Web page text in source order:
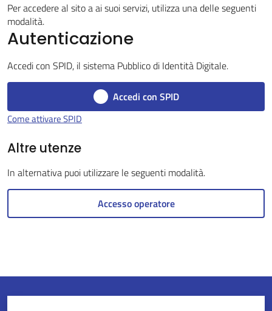
Fontanelice
on-
line
gli
Per accedere al sito a ai suoi servizi, utilizza una delle seguenti
modalità.
Autenticazione
Accedi con SPID, il sistema Pubblico di Identità Digitale.
Accedi con SPID
Come attivare SPID
Altre utenze
In alternativa puoi utilizzare le seguenti modalità.
Accesso operatore